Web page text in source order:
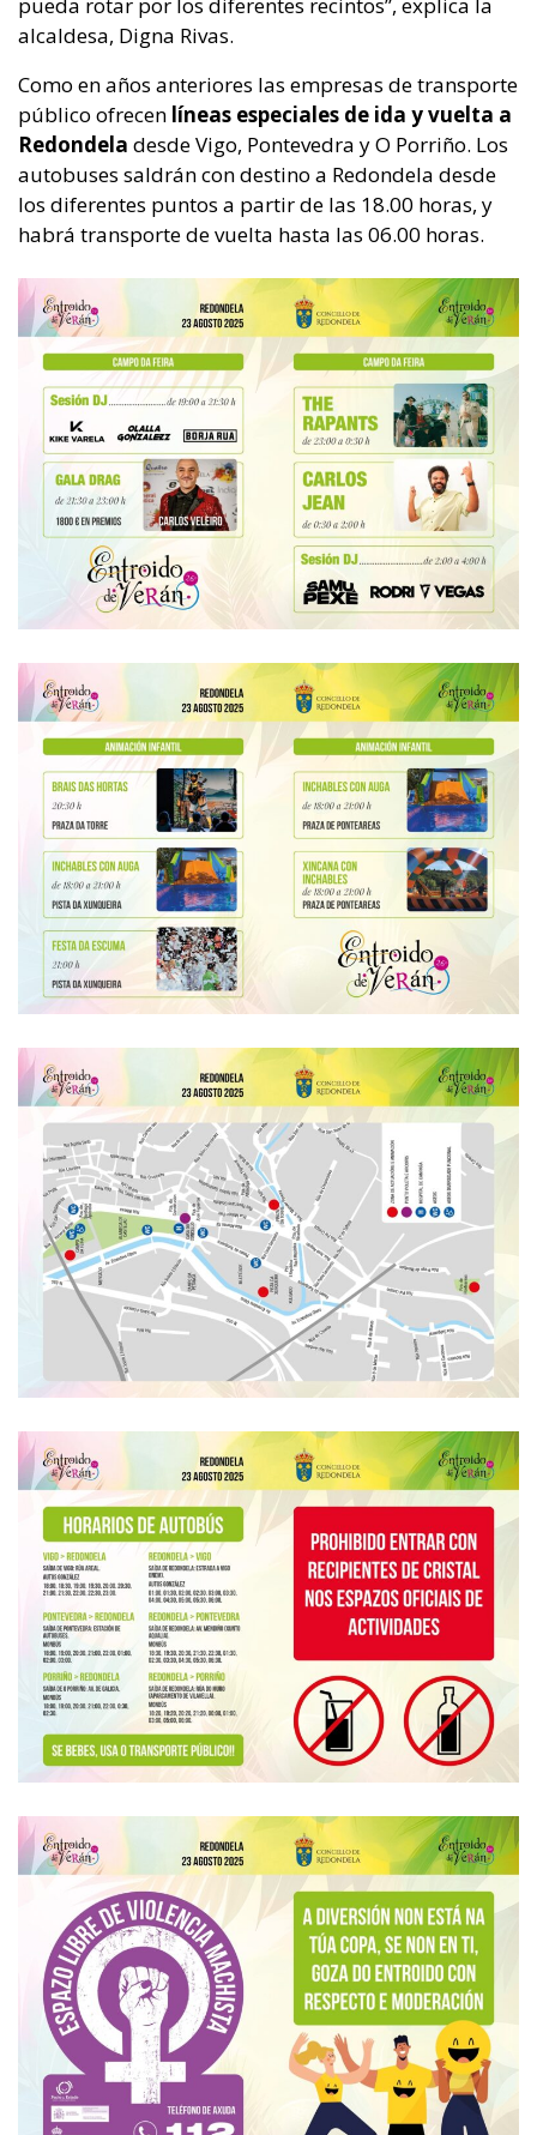
alcaldesa, Digna Rivas.
Como en años anteriores las empresas de transporte
público ofrecen líneas especiales de ida y vuelta a
Redondela desde Vigo, Pontevedra y O Porriño. Los
autobuses saldrán con destino a Redondela desde
los diferentes puntos a partir de las 18.00 horas, y
habrá transporte de vuelta hasta las 06.00 horas.